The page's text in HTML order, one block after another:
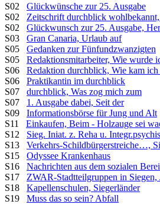
S02 Glückwünsche zur 25. Ausgabe
S02 Zeitschrift durchblick
S02 Glückwunsch zur 25. Ausgabe,
S03 Gran Canaria, Urlaub auf
S05 Gedanken zur Fünfundzwanzigten
S05 Redaktionsmitarbeiter, Wie wurde
S06 Redaktion durchblick, Wie kam ich
S06 Praktikantin im durchblick
S07 durchblick, Was zog mich zum
S07 1. Ausgabe dabei, Seit der
S09 Informationsbörse für Jung und Alt
S11 Einkaufen, Beim - Holzauge sei
S12 Sieg. Iniat. z. Reha u.
S13 Verkehrs-Schildbürgerstreiche…,
S15 Odyssee Krankenhaus
S16 Nachrichten aus dem sozialen
S17 ZWAR-Stadtteilgruppen in Siegen,
S18 Kapellenschulen, Siegerländer
S19 Muss das so sein? Abfall